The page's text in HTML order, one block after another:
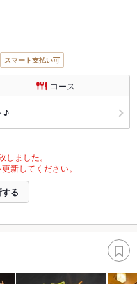
スマート支払い可
コース
♪
ました。
新してください。
る